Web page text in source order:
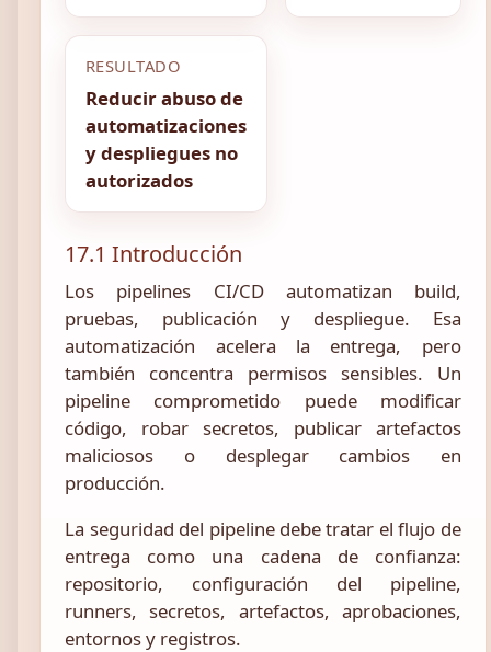
RESULTADO
Reducir abuso de
automatizaciones
y despliegues no
autorizados
17.1 Introducción
Los pipelines CI/CD automatizan build,
pruebas, publicación y despliegue. Esa
automatización acelera la entrega, pero
también concentra permisos sensibles. Un
pipeline comprometido puede modificar
código, robar secretos, publicar artefactos
maliciosos o desplegar cambios en
producción.
La seguridad del pipeline debe tratar el flujo de
entrega como una cadena de confianza:
repositorio, configuración del pipeline,
runners, secretos, artefactos, aprobaciones,
entornos y registros.